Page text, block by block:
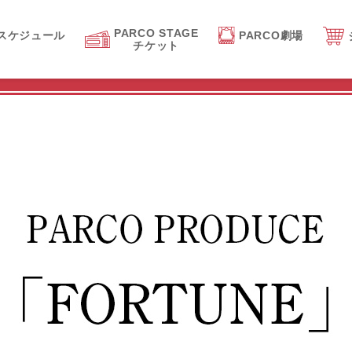
ケジュール
PARCO STAGE
チケット
PARCO劇場